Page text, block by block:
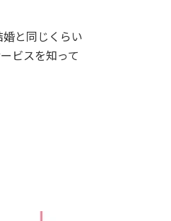
と同じくらい
ビスを知って